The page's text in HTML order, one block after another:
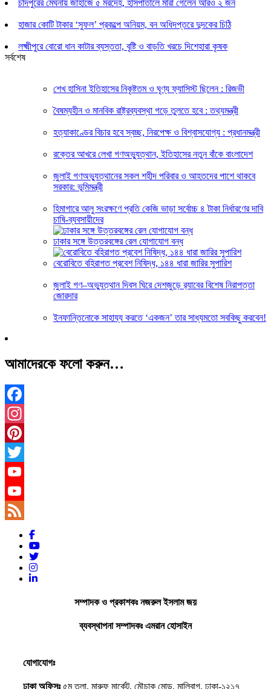
চাঁদপুরের মেঘনায় জাহাজে ৫ মরদেহ, হাসপাতালে মারা গেলেন আরও ২ জন
হাজার কোটি টাকার ‘সুফল’ প্রকল্পে অনিয়ম, বন অধিদপ্তরে দুদকের চিঠি
লক্ষ্মীপুরে বোরো ধান কাটার ব্যস্ততা, বৃষ্টি ও বাড়তি খরচে দিশেহারা কৃষক
সর্বশেষ
শেখ হাসিনা ইতিহাসের নিকৃষ্টতম ও ঘৃণ্য ফ্যাসিস্ট ছিলেন : রিজভী
বৈষম্যহীন ও মানবিক রাষ্ট্রব্যবস্থা গড়ে তুলতে হবে : তথ্যমন্ত্রী
হত্যাকাণ্ডের বিচার হবে স্বচ্ছ, নিরপেক্ষ ও বিশ্বাসযোগ্য : প্রধানমন্ত্রী
রক্তের আখরে লেখা গণঅভ্যুত্থান, ইতিহাসের নতুন বাঁকে বাংলাদেশ
জুলাই গণঅভ্যুত্থানের সকল শহীদ পরিবার ও আহতদের পাশে থাকবে
সরকার: ভূমিমন্ত্রী
হিমাগারে আলু সংরক্ষণে প্রতি কেজি ভাড়া সর্বোচ্চ ৪ টাকা নির্ধারণের দাবি
চাষি-ব্যবসায়ীদের
ঢাকার সঙ্গে উত্তরবঙ্গের রেল যোগাযোগ বন্ধ
বেরোবিতে বহিরাগত প্রবেশ নিষিদ্ধ, ১৪৪ ধারা জারির সুপারিশ
জুলাই গণ–অভ্যুত্থান দিবস ঘিরে দেশজুড়ে র‌্যাবের বিশেষ নিরাপত্তা
জোরদার
ইনফান্তিনোকে সাহায্য করতে ‘একজন’ তার সাধ্যমতো সবকিছু করবেন!
আমাদেরকে ফলো করুন…
Facebook
Instagram
Pinterest
Twitter
YouTube
YouTube
Channel
সম্পাদক ও প্রকাশকঃ নজরুল ইসলাম জয়
ব্যবস্থাপনা সম্পাদকঃ এমরান হোসাইন
যোগাযোগঃ
ঢাকা অফিসঃ৫ম তলা, মারুফ মার্কেট, মৌচাক মোড়, মালিবাগ, ঢাকা-১২১৭